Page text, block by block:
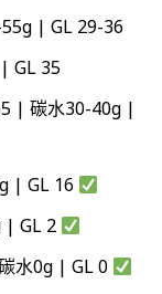
| GL 29-36
GL 35
| 碳水30-40g |
| GL 16
| GL 2
水0g | GL 0